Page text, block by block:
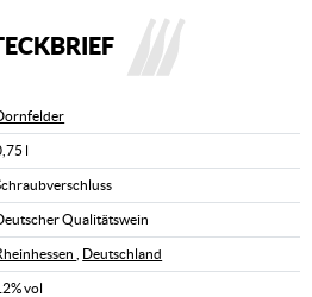
l
Qualitätswein
Deutschland
vol